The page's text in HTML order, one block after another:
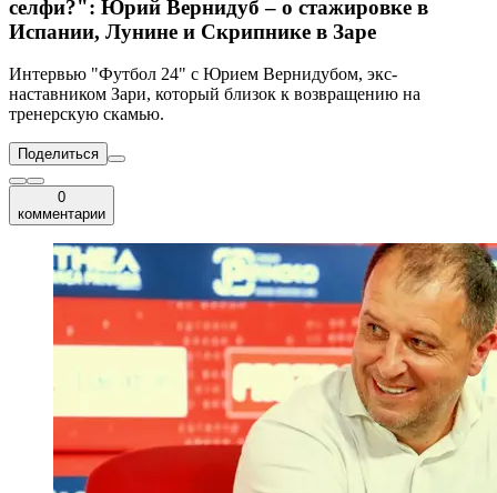
селфи?": Юрий Вернидуб – о стажировке в
Испании, Лунине и Скрипнике в Заре
Интервью "Футбол 24" с Юрием Вернидубом, экс-
наставником Зари, который близок к возвращению на
тренерскую скамью.
Поделиться
0
комментарии